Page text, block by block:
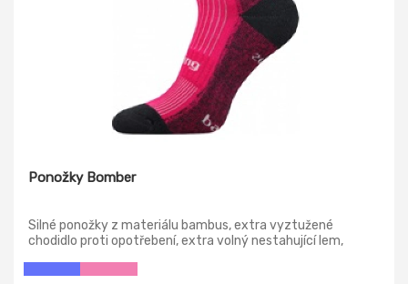
Ponožky Bomber
Silné ponožky z materiálu bambus, extra vyztužené
chodidlo proti opotřebení, extra volný nestahující lem,